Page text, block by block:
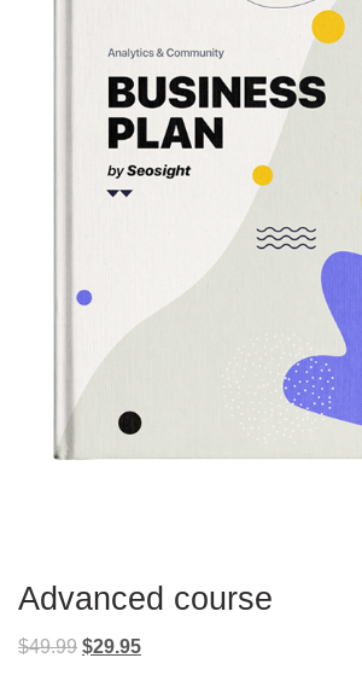
Advanced course
$49.99 Il
$29.95Il